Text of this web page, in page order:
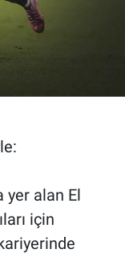
yer alan El
için